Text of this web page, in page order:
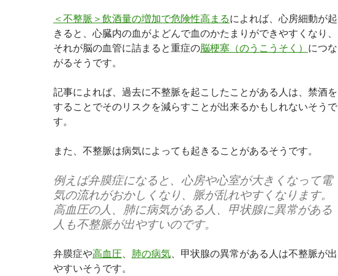
＜不整脈＞飲酒量の増加で危険性高まるによれば、心房細動が起
きると、心臓内の血がよどんで血のかたまりができやすくなり、
それが脳の血管に詰まると重症の脳梗塞（のうこうそく） につな
がるそうです。
記事によれば、過去に不整脈を起こしたことがある人は、禁酒を
することでそのリスクを減らすことが出来るかもしれないそうで
す。
また、不整脈は病気によっても起きることがあるそうです。
例えば弁膜症になると、心房や心室が大きくなって電
気の流れがおかしくなり、脈が乱れやすくなります。
高血圧の人、肺に病気がある人、甲状腺に異常がある
人も不整脈が出やすいのです。
弁膜症や高血圧 肺の病気 、甲状腺の異常がある人は不整脈が出
やすいそうです。